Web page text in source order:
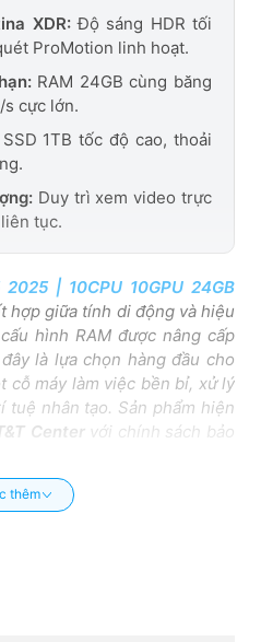
1.000 nit (ngoài trời), 1 tỷ
màu, Dải màu rộng (P3),
Công nghệ True Tone,
Công nghệ ProMotion,
Nano-texture (với bản
nano)
memory bandwidth
XDR:Độ sáng HDR tối
ProMotion linh hoạt.
RAM 24GB cùng băng
s cực lớn.
1TB tốc độ cao, thoải
Duy trì xem video trực
tục.
| 10CPU 10GPU 24GB
hợp giữa tính di động và hiệu
hình RAM được nâng cấp
là lựa chọn hàng đầu cho
cỗ máy làm việc bền bỉ, xử lý
tuệ nhân tạo. Sản phẩm hiện
Centervới chính sách bảo
năng đột phá và
và 6 lõi tiết kiệm điện) giúp
thêm